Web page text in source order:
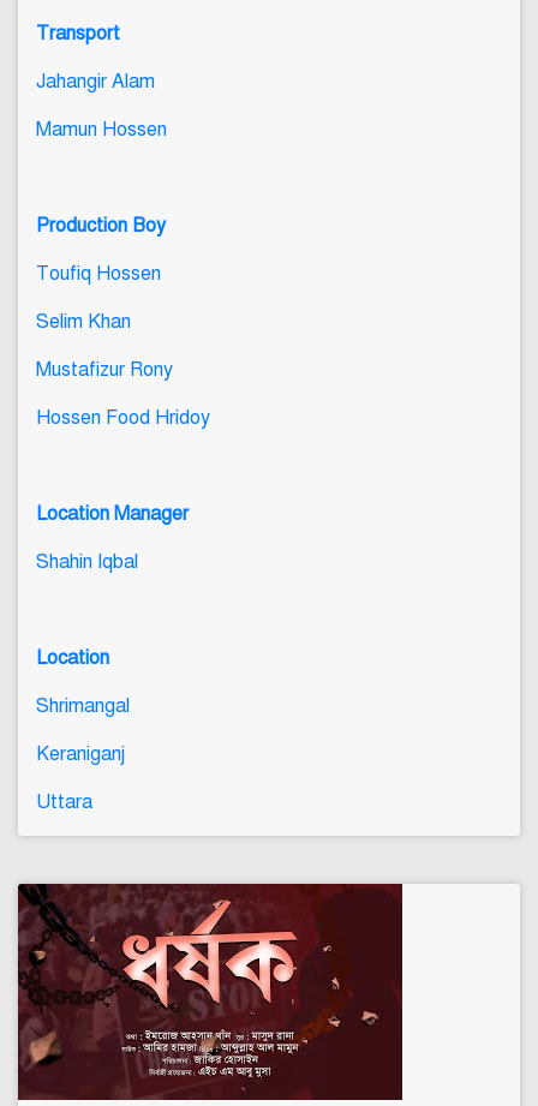
Transport
Jahangir Alam
Mamun Hossen
Production Boy
Toufiq Hossen
Selim Khan
Mustafizur Rony
Hossen Food Hridoy
Location Manager
Shahin Iqbal
Location
Shrimangal
Keraniganj
Uttara